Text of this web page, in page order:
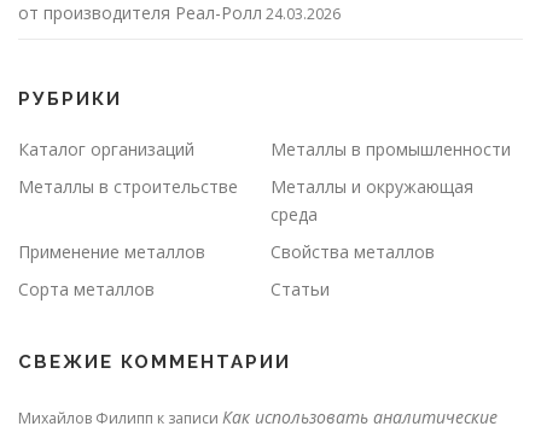
от производителя Реал-Ролл 24.03.2026
РУБРИКИ
Каталог организаций
Металлы в промышленности
Металлы в строительстве
Металлы и окружающая
среда
Применение металлов
Свойства металлов
Сорта металлов
Статьи
СВЕЖИЕ КОММЕНТАРИИ
Михайлов Филипп к записи Как использовать аналитические